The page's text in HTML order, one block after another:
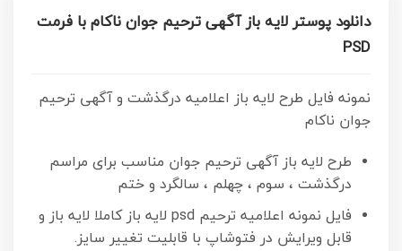
دانلود پوستر لایه باز آگهی ترحیم جوان ناکام با فرمت
PSD
نمونه فایل طرح لایه باز اعلامیه درگذشت و آگهی ترحیم
جوان ناکام
طرح لایه باز آگهی ترحیم جوان مناسب برای مراسم
درگذشت ، سوم ، چهلم ، سالگرد و ختم
فایل نمونه اعلامیه ترحیم psd لایه باز کاملا لایه باز و
قابل ویرایش در فتوشاپ با قابلیت تغییر سایز.